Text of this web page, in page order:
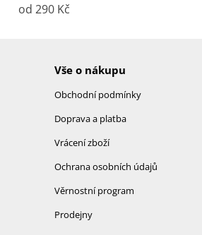
od 290 Kč
Vše o nákupu
Obchodní podmínky
Doprava a platba
Vrácení zboží
Ochrana osobních údajů
Věrnostní program
Prodejny